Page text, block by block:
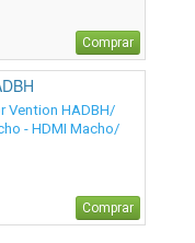
Comprar
Vention HADBH/
- HDMI Macho/
Comprar